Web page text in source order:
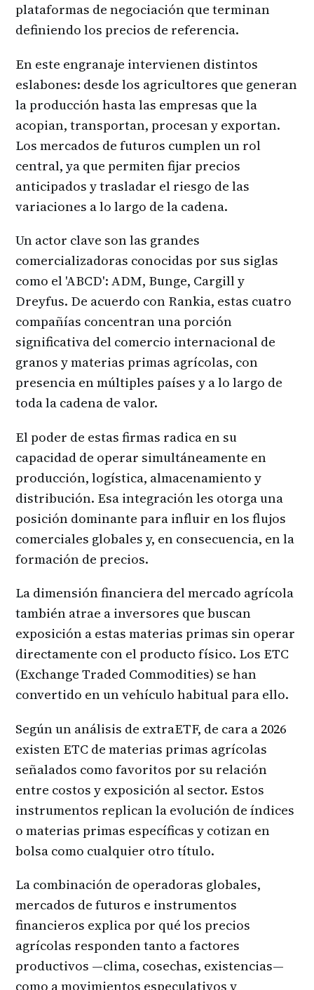
plataformas de negociación que terminan
definiendo los precios de referencia.
En este engranaje intervienen distintos
eslabones: desde los agricultores que generan
la producción hasta las empresas que la
acopian, transportan, procesan y exportan.
Los mercados de futuros cumplen un rol
central, ya que permiten fijar precios
anticipados y trasladar el riesgo de las
variaciones a lo largo de la cadena.
Un actor clave son las grandes
comercializadoras conocidas por sus siglas
como el 'ABCD': ADM, Bunge, Cargill y
Dreyfus. De acuerdo con Rankia, estas cuatro
compañías concentran una porción
significativa del comercio internacional de
granos y materias primas agrícolas, con
presencia en múltiples países y a lo largo de
toda la cadena de valor.
El poder de estas firmas radica en su
capacidad de operar simultáneamente en
producción, logística, almacenamiento y
distribución. Esa integración les otorga una
posición dominante para influir en los flujos
comerciales globales y, en consecuencia, en la
formación de precios.
La dimensión financiera del mercado agrícola
también atrae a inversores que buscan
exposición a estas materias primas sin operar
directamente con el producto físico. Los ETC
(Exchange Traded Commodities) se han
convertido en un vehículo habitual para ello.
Según un análisis de extraETF, de cara a 2026
existen ETC de materias primas agrícolas
señalados como favoritos por su relación
entre costos y exposición al sector. Estos
instrumentos replican la evolución de índices
o materias primas específicas y cotizan en
bolsa como cualquier otro título.
La combinación de operadoras globales,
mercados de futuros e instrumentos
financieros explica por qué los precios
agrícolas responden tanto a factores
productivos —clima, cosechas, existencias—
como a movimientos especulativos y